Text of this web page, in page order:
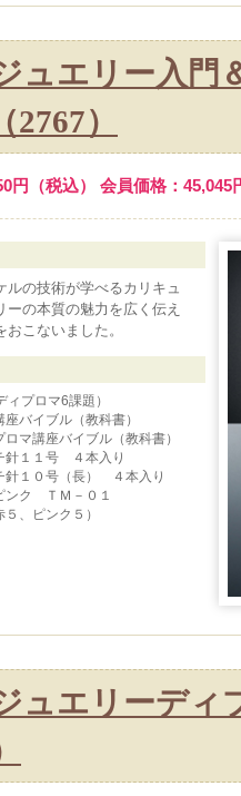
ュエリー入門
）
円（税込） 会員価格：45,045
の技術が学べるカリキュ
の本質の魅力を広く伝え
こないました。
ィプロマ6課題）
バイブル（教科書）
マ講座バイブル（教科書）
針１１号 ４本入り
針１０号（長） ４本入り
ク ＴＭ－０１
、ピンク５）
ュエリーディ